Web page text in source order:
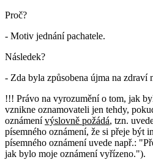
Proč?
- Motiv jednání pachatele.
Následek?
- Zda byla způsobena újma na zdraví
!!! Právo na vyrozumění o tom, jak
vznikne oznamovateli jen tehdy,
oznámenívýslovně požádá, tzn.
písemného oznámení, že si přeje být
písemného oznámení uvede např.:
jak bylo moje oznámení vyřízeno.").